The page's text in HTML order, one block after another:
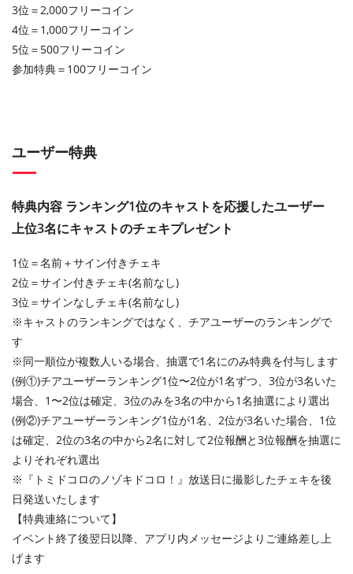
3位＝2,000フリーコイン
4位＝1,000フリーコイン
5位＝500フリーコイン
参加特典＝100フリーコイン
ユーザー特典
特典内容 ランキング1位のキャストを応援したユーザー
上位3名にキャストのチェキプレゼント
1位＝名前＋サイン付きチェキ
2位＝サイン付きチェキ(名前なし)
3位＝サインなしチェキ(名前なし)
※キャストのランキングではなく、チアユーザーのランキングで
す
※同一順位が複数人いる場合、抽選で1名にのみ特典を付与します
(例①)チアユーザーランキング1位〜2位が1名ずつ、3位が3名いた
場合、1〜2位は確定、3位のみを3名の中から1名抽選により選出
(例②)チアユーザーランキング1位が1名、2位が3名いた場合、1位
は確定、2位の3名の中から2名に対して2位報酬と3位報酬を抽選に
よりそれぞれ選出
※『トミドコロのノゾキドコロ！』放送日に撮影したチェキを後
日発送いたします
【特典連絡について】
イベント終了後翌日以降、アプリ内メッセージよりご連絡差し上
げます